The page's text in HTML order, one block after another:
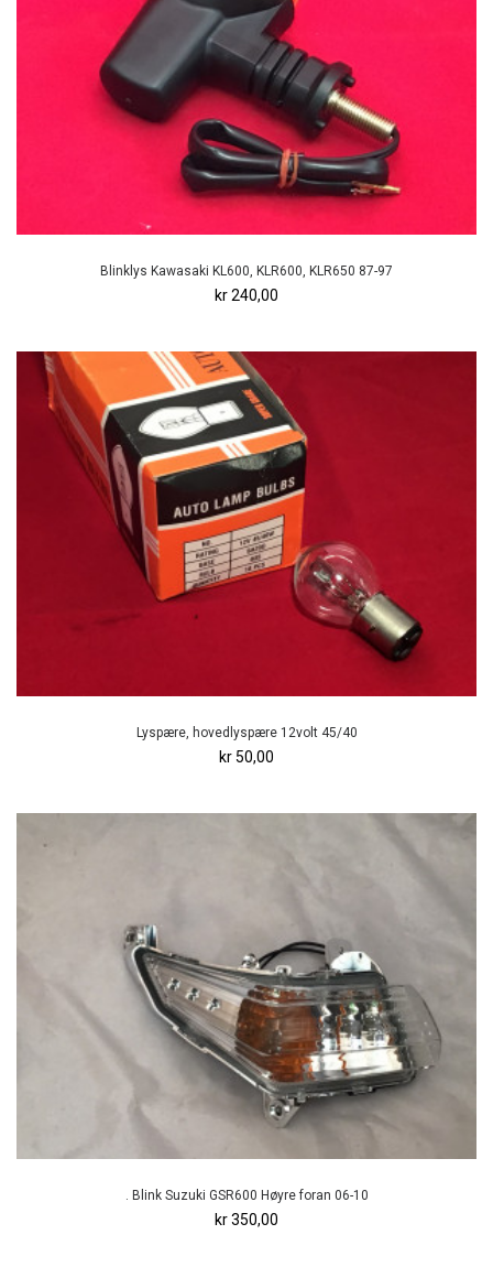
Blinklys Kawasaki KL600, KLR600, KLR650 87-97
kr 240,00
Lyspære, hovedlyspære 12volt 45/40
kr 50,00
. Blink Suzuki GSR600 Høyre foran 06-10
kr 350,00